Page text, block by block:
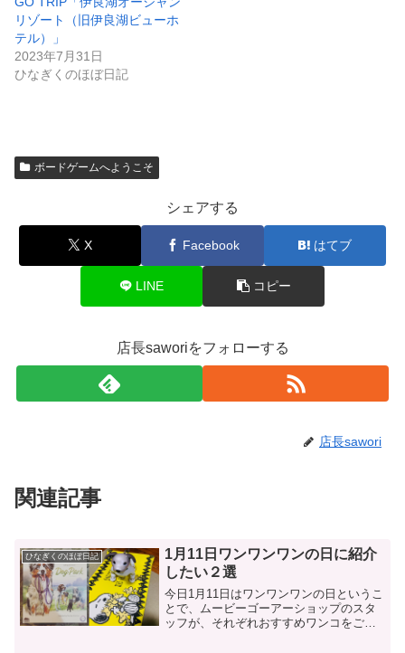
リゾート（旧伊良湖ビューホ
テル）」
2023年7月31日
ひなぎくのほぼ日記
ボードゲームへようこそ
シェアする
X Facebook はてブ
LINE コピー
店長saworiをフォローする
店長sawori
関連記事
ひなぎくのほぼ日記
1月11日ワンワンワンの日に紹介
したい２選
今日1月11日はワンワンワンの日というこ
とで、ムービーゴーアーショップのスタ
ッフが、それぞれおすすめワンコをご紹